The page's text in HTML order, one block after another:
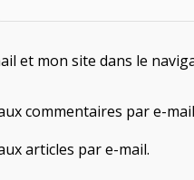
et mon site dans le
commentaires par e-
articles par e-mail.